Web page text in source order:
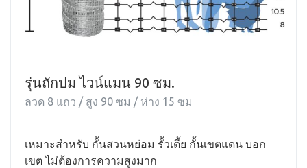
รุ่นถักปม ไวน์แมน 90 ซม.
ลวด 8 แถว / สูง 90 ซม / ห่าง 15 ซม
เหมาะสำหรับ กั้นสวนหย่อม รั้วเตี้ย กั้นเขตแดน บอก
เขต ไม่ต้องการความสูงมาก